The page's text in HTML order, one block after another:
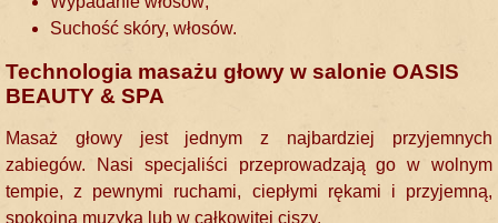
Suchość skóry, włosów.
Technologia masażu głowy w salonie OASIS
BEAUTY & SPA
Masaż głowy jest jednym z najbardziej przyjemnych
zabiegów. Nasi specjaliści przeprowadzają go w wolnym
tempie, z pewnymi ruchami, ciepłymi rękami i przyjemną,
spokojną muzyką lub w całkowitej ciszy.